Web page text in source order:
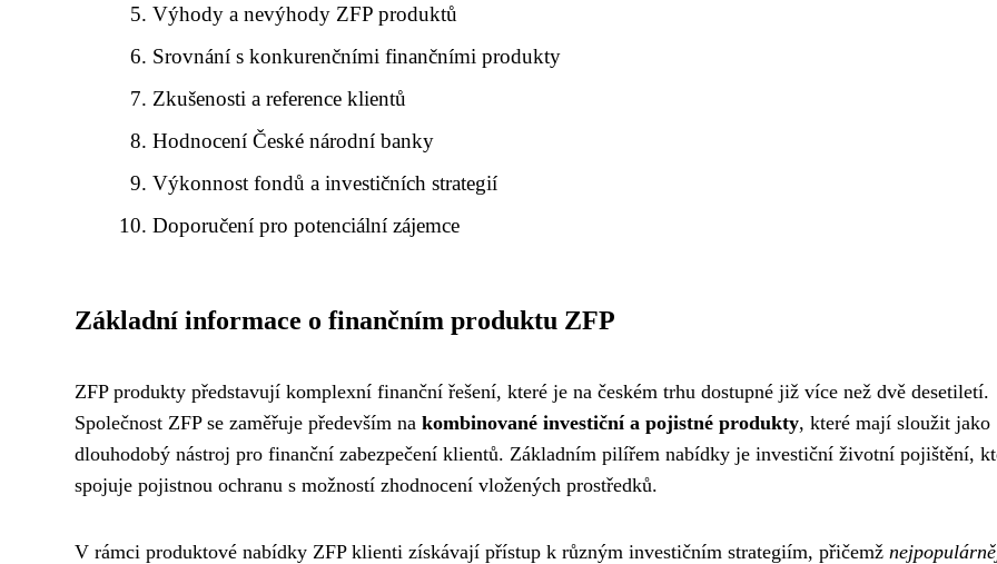
Výhody a nevýhody ZFP produktů
Srovnání s konkurenčními finančními produkty
Zkušenosti a reference klientů
Hodnocení České národní banky
Výkonnost fondů a investičních strategií
Doporučení pro potenciální zájemce
Základní informace o finančním produktu ZFP
ZFP produkty představují komplexní finanční řešení, které je na českém trhu dostupné již více než dvě desetiletí.
Společnost ZFP se zaměřuje především na kombinované investiční a pojistné produkty, které mají sloužit jako
dlouhodobý nástroj pro finanční zabezpečení klientů. Základním pilířem nabídky je investiční životní pojištění,
spojuje pojistnou ochranu s možností zhodnocení vložených prostředků.
V rámci produktové nabídky ZFP klienti získávají přístup k různým investičním strategiím, přičemž